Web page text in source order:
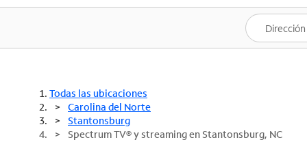
Ver paquetes
Spectrum One
Mejores ofertas
Planes
Todas las ubicaciones
Carolina del Norte
Stantonsburg
Spectrum TV® y streaming en Stantonsburg, NC